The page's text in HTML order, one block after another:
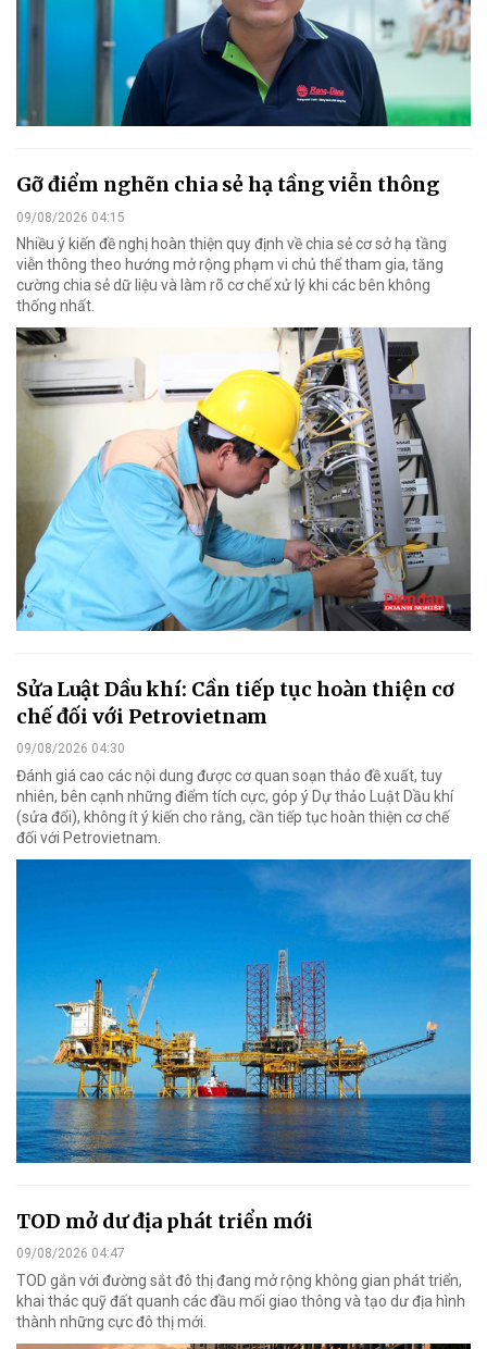
Gỡ điểm nghẽn chia sẻ hạ tầng viễn thông
09/08/2026 04:15
Nhiều ý kiến đề nghị hoàn thiện quy định về chia sẻ cơ sở hạ tầng
viễn thông theo hướng mở rộng phạm vi chủ thể tham gia, tăng
cường chia sẻ dữ liệu và làm rõ cơ chế xử lý khi các bên không
thống nhất.
Sửa Luật Dầu khí: Cần tiếp tục hoàn thiện cơ
chế đối với Petrovietnam
09/08/2026 04:30
Đánh giá cao các nội dung được cơ quan soạn thảo đề xuất, tuy
nhiên, bên cạnh những điểm tích cực, góp ý Dự thảo Luật Dầu khí
(sửa đổi), không ít ý kiến cho rằng, cần tiếp tục hoàn thiện cơ chế
đối với Petrovietnam.
TOD mở dư địa phát triển mới
09/08/2026 04:47
TOD gắn với đường sắt đô thị đang mở rộng không gian phát triển,
khai thác quỹ đất quanh các đầu mối giao thông và tạo dư địa hình
thành những cực đô thị mới.